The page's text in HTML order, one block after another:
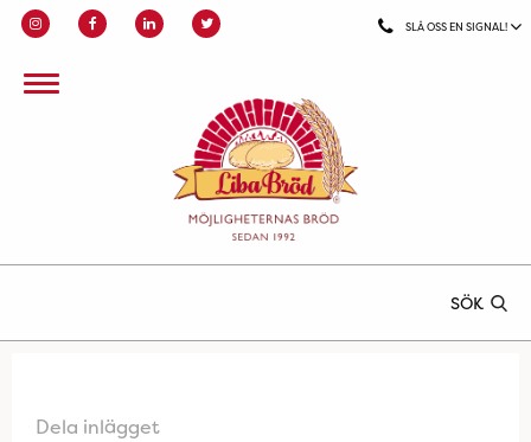
SLÅ OSS EN SIGNAL!
SÖK
Dela inlägget